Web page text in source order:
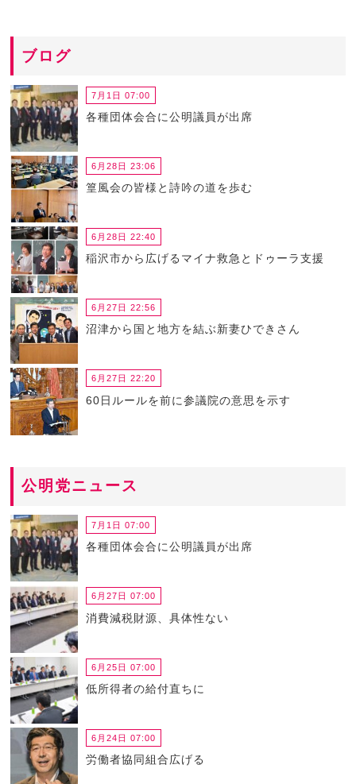
ブログ
7月1日 07:00
各種団体会合に公明議員が出席
6月28日 23:06
篁風会の皆様と詩吟の道を歩む
6月28日 22:40
稲沢市から広げるマイナ救急とドゥーラ支援
6月27日 22:56
沼津から国と地方を結ぶ新妻ひできさん
6月27日 22:20
60日ルールを前に参議院の意思を示す
公明党ニュース
7月1日 07:00
各種団体会合に公明議員が出席
6月27日 07:00
消費減税財源、具体性ない
6月25日 07:00
低所得者の給付直ちに
6月24日 07:00
労働者協同組合広げる